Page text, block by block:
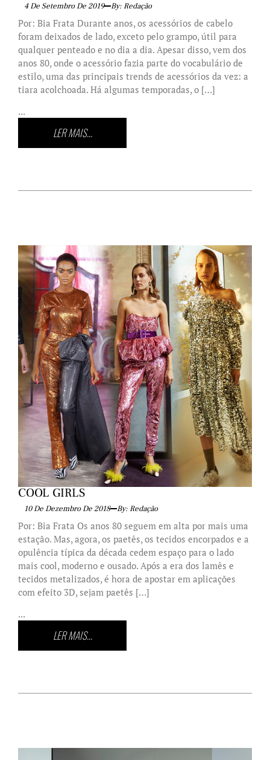
4 De Setembro De 2019 By: Redação
Por: Bia Frata Durante anos, os acessórios de cabelo
foram deixados de lado, exceto pelo grampo, útil para
qualquer penteado e no dia a dia. Apesar disso, vem dos
anos 80, onde o acessório fazia parte do vocabulário de
estilo, uma das principais trends de acessórios da vez: a
tiara acolchoada. Há algumas temporadas, o […]
...
LER MAIS...
COOL GIRLS
10 De Dezembro De 2018 By: Redação
Por: Bia Frata Os anos 80 seguem em alta por mais uma
estação. Mas, agora, os paetês, os tecidos encorpados e a
opulência típica da década cedem espaço para o lado
mais cool, moderno e ousado. Após a era dos lamês e
tecidos metalizados, é hora de apostar em aplicações
com efeito 3D, sejam paetês […]
...
LER MAIS...